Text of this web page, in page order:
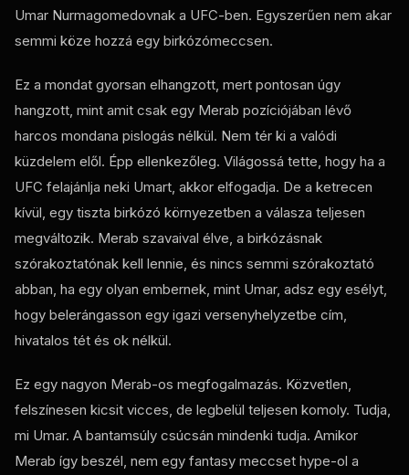
Umar Nurmagomedovnak a UFC-ben. Egyszerűen nem akar
semmi köze hozzá egy birkózómeccsen.
Ez a mondat gyorsan elhangzott, mert pontosan úgy
hangzott, mint amit csak egy Merab pozíciójában lévő
harcos mondana pislogás nélkül. Nem tér ki a valódi
küzdelem elől. Épp ellenkezőleg. Világossá tette, hogy ha a
UFC felajánlja neki Umart, akkor elfogadja. De a ketrecen
kívül, egy tiszta birkózó környezetben a válasza teljesen
megváltozik. Merab szavaival élve, a birkózásnak
szórakoztatónak kell lennie, és nincs semmi szórakoztató
abban, ha egy olyan embernek, mint Umar, adsz egy esélyt,
hogy belerángasson egy igazi versenyhelyzetbe cím,
hivatalos tét és ok nélkül.
Ez egy nagyon Merab-os megfogalmazás. Közvetlen,
felszínesen kicsit vicces, de legbelül teljesen komoly. Tudja,
mi Umar. A bantamsúly csúcsán mindenki tudja. Amikor
Merab így beszél, nem egy fantasy meccset hype-ol a